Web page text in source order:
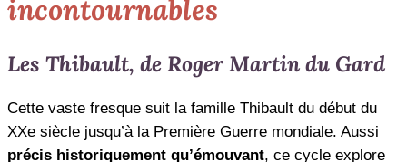
incontournables
Les Thibault, de Roger Martin du Gard
Cette vaste fresque suit la famille Thibault du début du
XXe siècle jusqu’à la Première Guerre mondiale. Aussi
précis historiquement qu’émouvant, ce cycle explore